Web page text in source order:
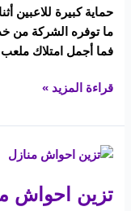
حماية كبيرة للاعبين
ما توفره الشركة من
فما أجمل امتلاك
قراءة المزيد »
تزين احواش
تزين
منازل